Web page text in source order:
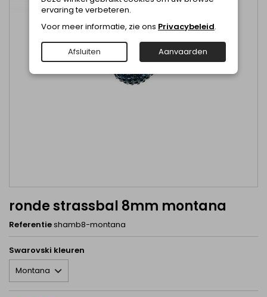
ronde strassbal 8mm montana
Referentieshamb8-montana
Swarovski kleuren
ervaring te verbeteren.
Voor meer informatie, zie ons Privacybeleid.
Afsluiten Aanvaarden